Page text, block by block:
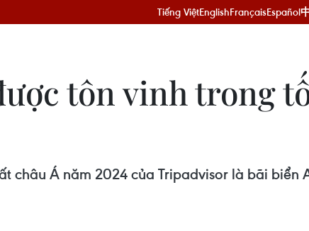
Tiếng ViệtEnglishFrançaisEspañol
tôn vinh trong
châu Á năm 2024 của Tripadvisor là bãi biển